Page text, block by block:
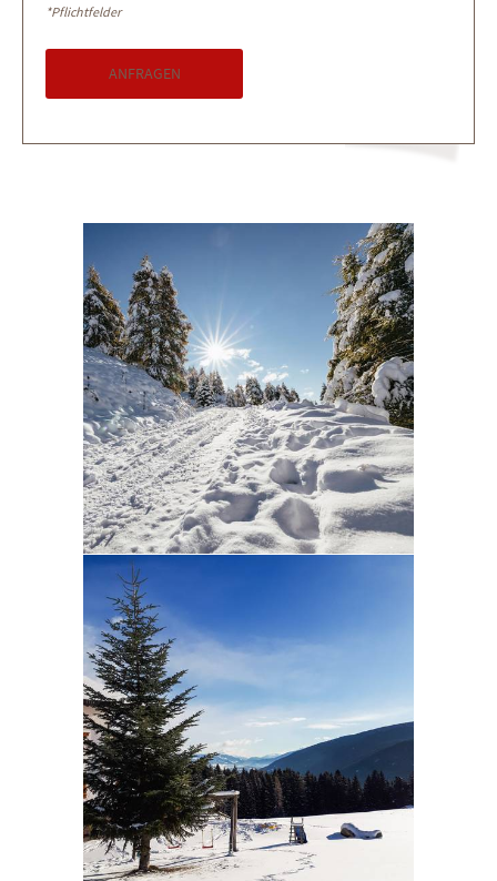
*Pflichtfelder
ANFRAGEN